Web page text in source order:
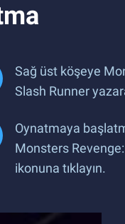
Sağ üst köşeye
Slash Runner
Oynatmaya
Monsters
ikonuna tıklayın.